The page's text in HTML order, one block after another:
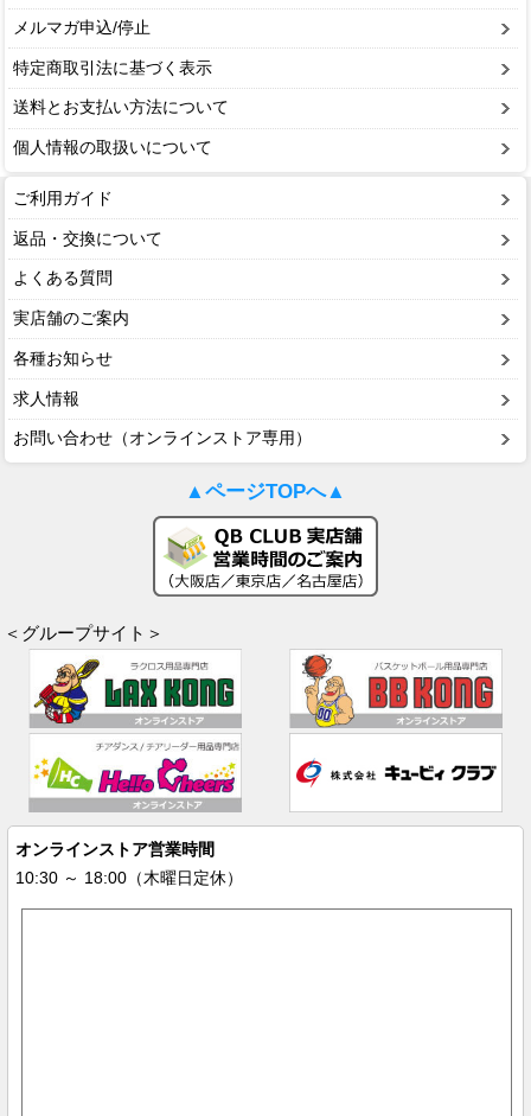
メルマガ申込/停止
特定商取引法に基づく表示
送料とお支払い方法について
個人情報の取扱いについて
ご利用ガイド
返品・交換について
よくある質問
実店舗のご案内
各種お知らせ
求人情報
お問い合わせ（オンラインストア専用）
▲ページTOPへ▲
＜グループサイト＞
オンラインストア営業時間
10:30 ～ 18:00（木曜日定休）